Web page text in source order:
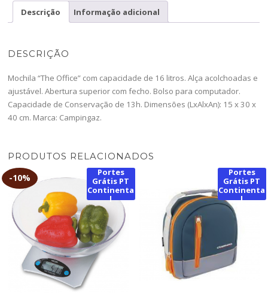
16L
-36877-
Descrição Informação adicional
DESCRIÇÃO
Mochila “The Office” com capacidade de 16 litros. Alça acolchoadas e
ajustável. Abertura superior com fecho. Bolso para computador.
Capacidade de Conservação de 13h. Dimensões (LxAlxAn): 15 x 30 x
40 cm. Marca: Campingaz.
PRODUTOS RELACIONADOS
-10%
Portes
Grátis PT
Continenta
l
Portes
Grátis PT
Continenta
l